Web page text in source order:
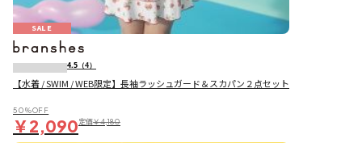
SALE
4.5 （4）
【水着 / SWIM / WEB限定】長袖ラッシュガード＆スカパン２点セット
50％OFF
￥2,090定価￥4,180